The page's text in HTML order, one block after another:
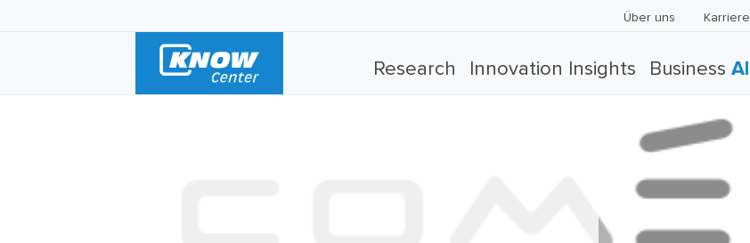
Über uns Karriere
Research Innovation Insights Business AI